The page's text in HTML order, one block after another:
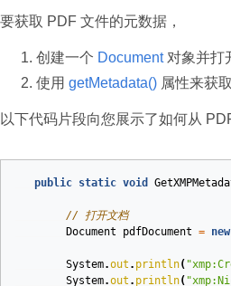
要获取 PDF 文件的元数据，
创建一个 Document对象并打
使用 getMetadata() 属性来获
以下代码片段向您展示了如何从
public static void
// 打开文档
Document
pdfDocument = new
System.out . println(
System.out . println(